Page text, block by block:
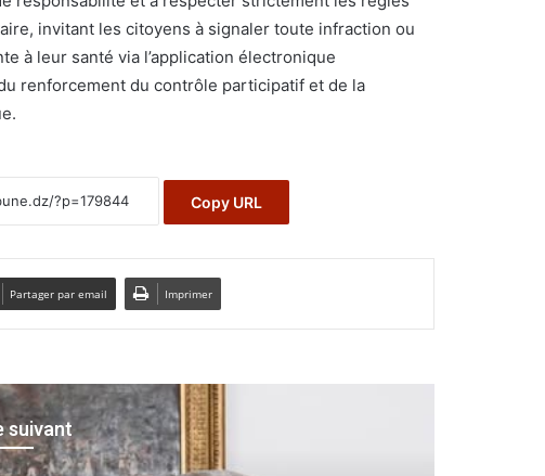
invitant les citoyens à signaler toute infraction ou
à leur santé via l’application électronique
renforcement du contrôle participatif et de la
Copy URL
Partager par email Imprimer
suivant